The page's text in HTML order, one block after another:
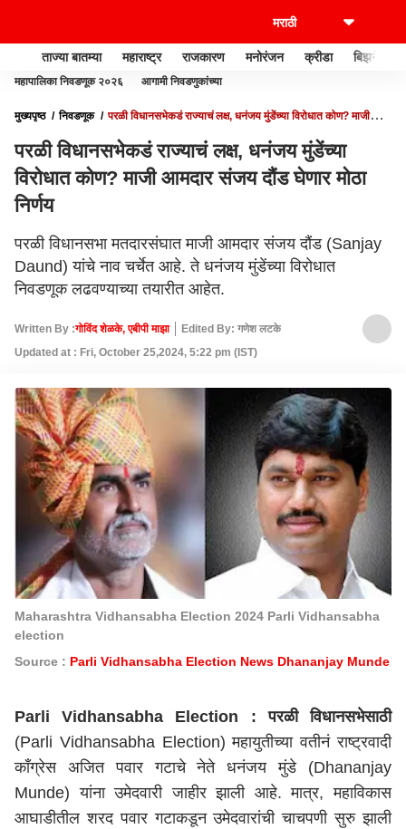
ताज्या बातम्या महाराष्ट्र राजकारण मनोरंजन क्रीडा बिझनेस
महापालिका निवडणूक २०२६ आगामी निवडणुकांच्या
मुख्यपृष्ठ निवडणूक
परळी विधानसभेकडं राज्याचं लक्ष, धनंजय मुंडेंच्या विरोधात कोण? माजी
परळी विधानसभेकडं राज्याचं लक्ष, धनंजय मुंडेंच्या
विरोधात कोण? माजी आमदार संजय दौंड घेणार मोठा
निर्णय
परळी विधानसभा मतदारसंघात माजी आमदार संजय दौंड (Sanjay
Daund) यांचे नाव चर्चेत आहे. ते धनंजय मुंडेंच्या विरोधात
निवडणूक लढवण्याच्या तयारीत आहेत.
Written By :गोविंद शेळके, एबीपी माझा
Edited By: गणेश लटके
Updated at : Fri, October 25,2024, 5:22 pm (IST)
Maharashtra Vidhansabha Election 2024 Parli Vidhansabha
election
Source : Parli Vidhansabha Election News Dhananjay Munde
Parli Vidhansabha Election :परळी विधानसभेसाठी
(Parli Vidhansabha Election) महायुतीच्या वतीनं राष्ट्रवादी
काँग्रेस अजित पवार गटाचे नेते धनंजय मुंडे (Dhananjay
Munde) यांना उमेदवारी जाहीर झाली आहे. मात्र, महाविकास
आघाडीतील शरद पवार गटाकडून उमेदवारांची चाचपणी सुरु झाली